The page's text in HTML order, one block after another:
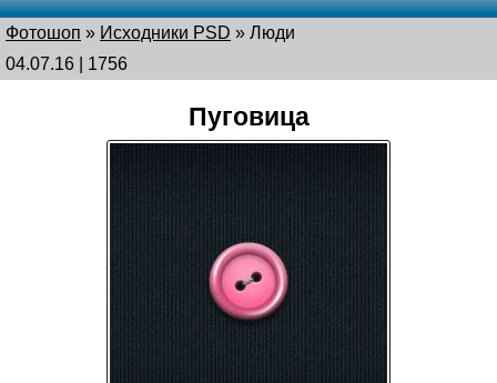
Фотошоп » Исходники PSD » Люди
04.07.16 | 1756
Пуговица